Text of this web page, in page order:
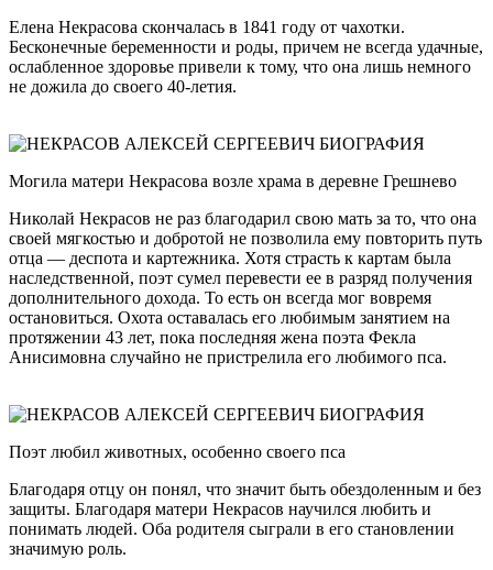
Елена Некрасова скончалась в 1841 году от чахотки.
Бесконечные беременности и роды, причем не всегда удачные,
ослабленное здоровье привели к тому, что она лишь немного
не дожила до своего 40-летия.
Могила матери Некрасова возле храма в деревне Грешнево
Николай Некрасов не раз благодарил свою мать за то, что она
своей мягкостью и добротой не позволила ему повторить путь
отца — деспота и картежника. Хотя страсть к картам была
наследственной, поэт сумел перевести ее в разряд получения
дополнительного дохода. То есть он всегда мог вовремя
остановиться. Охота оставалась его любимым занятием на
протяжении 43 лет, пока последняя жена поэта Фекла
Анисимовна случайно не пристрелила его любимого пса.
Поэт любил животных, особенно своего пса
Благодаря отцу он понял, что значит быть обездоленным и без
защиты. Благодаря матери Некрасов научился любить и
понимать людей. Оба родителя сыграли в его становлении
значимую роль.